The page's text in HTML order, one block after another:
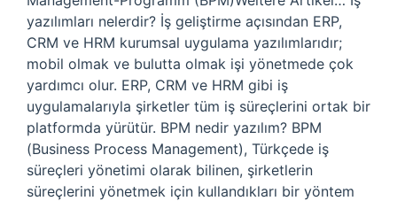
yazılımları nelerdir? İş geliştirme açısından ERP,
CRM ve HRM kurumsal uygulama yazılımlarıdır;
mobil olmak ve bulutta olmak işi yönetmede çok
yardımcı olur. ERP, CRM ve HRM gibi iş
uygulamalarıyla şirketler tüm iş süreçlerini ortak bir
platformda yürütür. BPM nedir yazılım? BPM
(Business Process Management), Türkçede iş
süreçleri yönetimi olarak bilinen, şirketlerin
süreçlerini yönetmek için kullandıkları bir yöntem